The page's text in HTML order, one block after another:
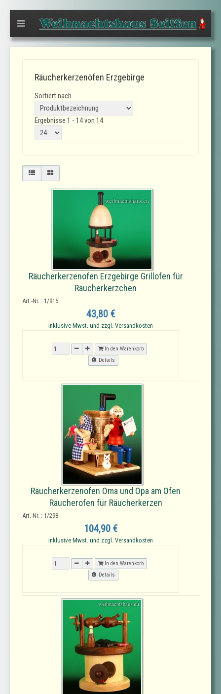
Räucherkerzenöfen Erzgebirge
Sortiert nach
Ergebnisse 1 - 14 von 14
Räucherkerzenofen Erzgebirge Grillofen für
Räucherkerzchen
Art.-Nr. : 1/915
43,80 €
inklusive Mwst. und zzgl. Versandkosten
In den Warenkorb
Details
Räucherkerzenofen Oma und Opa am Ofen
Räucherofen für Räucherkerzen
Art.-Nr. : 1/298
104,90 €
inklusive Mwst. und zzgl. Versandkosten
In den Warenkorb
Details